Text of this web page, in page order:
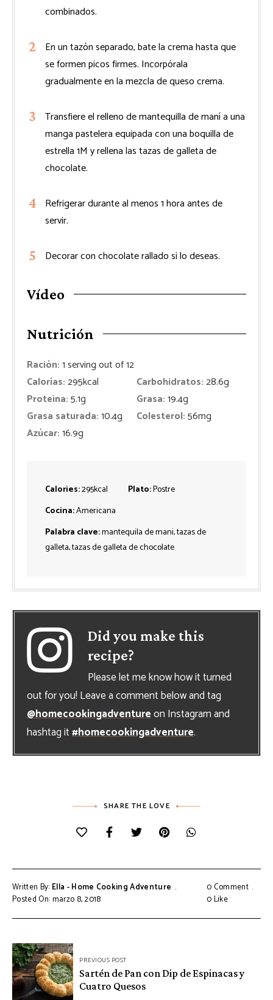
combinados.
En un tazón separado, bate la crema hasta que
se formen picos firmes. Incorpórala
gradualmente en la mezcla de queso crema.
Transfiere el relleno de mantequilla de maní a una
manga pastelera equipada con una boquilla de
estrella 1M y rellena las tazas de galleta de
chocolate.
Refrigerar durante al menos 1 hora antes de
servir.
Decorar con chocolate rallado si lo deseas.
Vídeo
Nutrición
Ración:1serving out of 12
Calorías:295kcal Carbohidratos:28.6g
Proteina:5.1g Grasa:19.4g
Grasa saturada:10.4g Colesterol:56mg
Azúcar:16.9g
Calories:295kcal Plato:Postre
Cocina:Americana
Palabra clave:mantequila de mani, tazas de
galleta, tazas de galleta de chocolate
Did you make this
recipe?
Please let me know how it turned
out for you! Leave a comment below and tag
@homecookingadventureon Instagram and
hashtag it#homecookingadventure.
SHARE THE LOVE
Written By: Ella - Home Cooking Adventure
Posted On: marzo 8, 2018
0 Comment
0Like
Navegación
de
entradas
PREVIOUS POST
Sartén de Pan con Dip de Espinacas y
Cuatro Quesos